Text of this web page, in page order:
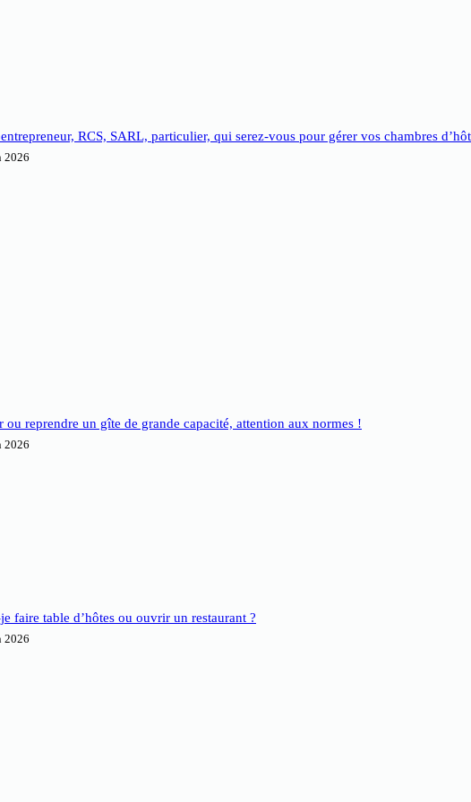
RCS, SARL, particulier, qui serez-vous pour gérer vos chambres
2026
ou reprendre un gîte de grande capacité, attention aux normes !
2026
faire table d’hôtes ou ouvrir un restaurant ?
2026